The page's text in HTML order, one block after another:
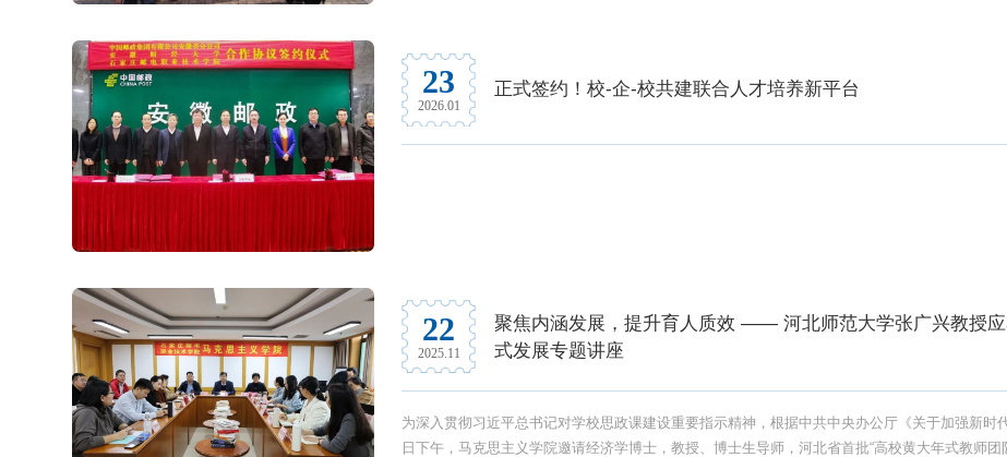
23
2026.01
正式签约！校-企-校共建联合人才培养新平台
22
2025.11
聚焦内涵发展，提升育人质效 —— 河北师范大学张广兴教授
式发展专题讲座
为深入贯彻习近平总书记对学校思政课建设重要指示精神，根据中共中央办公厅《关于加强新
日下午，马克思主义学院邀请经济学博士，教授、博士生导师，河北省首批“高校黄大年式教师